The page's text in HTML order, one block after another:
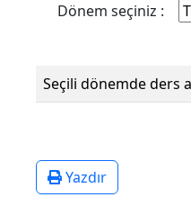
Dönem seçiniz :
Seçili dönemde ders
Yazdır